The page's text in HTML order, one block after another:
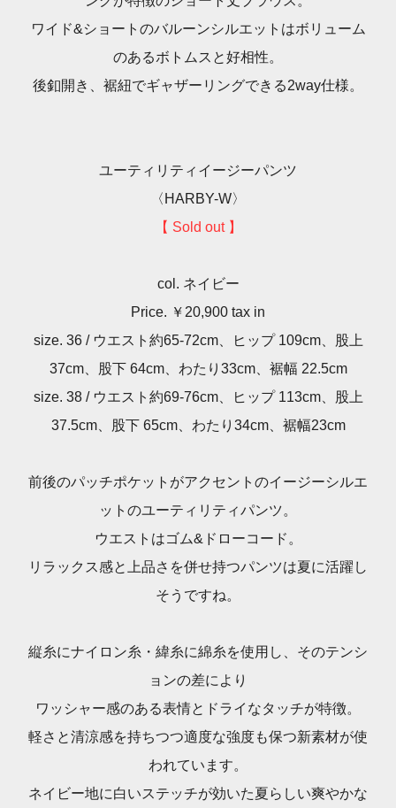
ワイド&ショートのバルーンシルエットはボリューム
のあるボトムスと好相性。
後釦開き、裾紐でギャザーリングできる2way仕様。
ユーティリティイージーパンツ
〈HARBY-W〉
【 Sold out 】
col. ネイビー
Price. ￥20,900 tax in
size. 36 / ウエスト約65-72cm、ヒップ 109cm、股上
37cm、股下 64cm、わたり33cm、裾幅 22.5cm
size. 38 / ウエスト約69-76cm、ヒップ 113cm、股上
37.5cm、股下 65cm、わたり34cm、裾幅23cm
前後のパッチポケットがアクセントのイージーシルエ
ットのユーティリティパンツ。
ウエストはゴム&ドローコード。
リラックス感と上品さを併せ持つパンツは夏に活躍し
そうですね。
縦糸にナイロン糸・緯糸に綿糸を使用し、そのテンシ
ョンの差により
ワッシャー感のある表情とドライなタッチが特徴。
軽さと清涼感を持ちつつ適度な強度も保つ新素材が使
われています。
ネイビー地に白いステッチが効いた夏らしい爽やかな